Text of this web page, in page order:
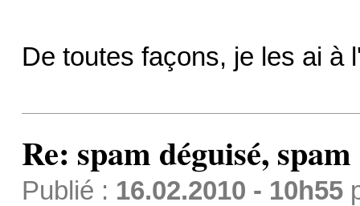
De toutes façons, je les ai à
Re: spam déguisé,
Publié : 16.02.2010 - 10h55